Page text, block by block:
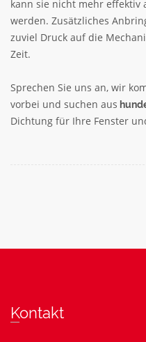
kann sie nicht mehr effektiv
werden. Zusätzliches
zuviel Druck auf die
Zeit.
Sprechen Sie uns an, wir
vorbei und suchen aus
Dichtung für Ihre Fenster
Kontakt